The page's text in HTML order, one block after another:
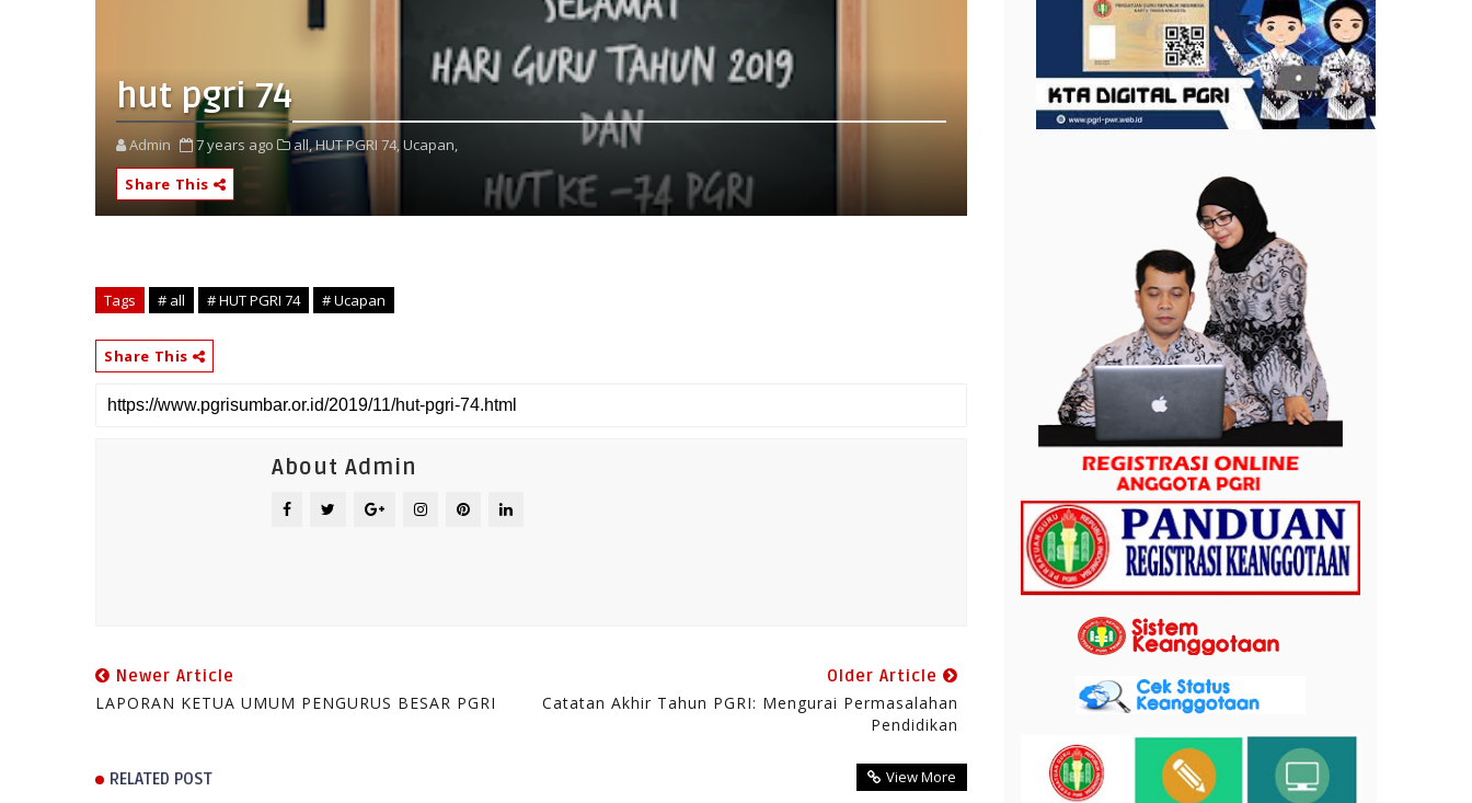
hut pgri 74
Admin 7 years ago all,HUT PGRI 74,Ucapan,
Share This
Tags # all # HUT PGRI 74 # Ucapan
Share This
About Admin
Newer Article
LAPORAN KETUA UMUM PENGURUS BESAR PGRI
Older Article
Catatan Akhir Tahun PGRI: Mengurai Permasalahan
Pendidikan
RELATED POST View More